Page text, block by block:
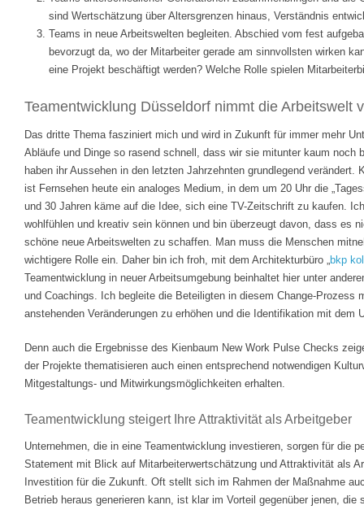
sind Wertschätzung über Altersgrenzen hinaus, Verständnis
Teams in neue Arbeitswelten begleiten. Abschied vom fest
bevorzugt da, wo der Mitarbeiter gerade am sinnvollsten wirken
eine Projekt beschäftigt werden? Welche Rolle spielen
Teamentwicklung Düsseldorf nimmt die Arbeitswelt
Das dritte Thema fasziniert mich und wird in Zukunft für immer mehr
Abläufe und Dinge so rasend schnell, dass wir sie mitunter kaum
haben ihr Aussehen in den letzten Jahrzehnten grundlegend
ist Fernsehen heute ein analoges Medium, in dem um 20 Uhr die
und 30 Jahren käme auf die Idee, sich eine TV-Zeitschrift zu kaufen.
wohlfühlen und kreativ sein können und bin überzeugt davon, dass es
schöne neue Arbeitswelten zu schaffen. Man muss die Menschen
wichtigere Rolle ein. Daher bin ich froh, mit dem Architekturbüro „bkp
Teamentwicklung in neuer Arbeitsumgebung beinhaltet hier unter
und Coachings. Ich begleite die Beteiligten in diesem Change-
anstehenden Veränderungen zu erhöhen und die Identifikation mit dem
Denn auch die Ergebnisse des Kienbaum New Work Pulse Checks
der Projekte thematisieren auch einen entsprechend notwendigen
Mitgestaltungs- und Mitwirkungsmöglichkeiten erhalten.
Teamentwicklung steigert Ihre Attraktivität als Arbeitgeber
Unternehmen, die in eine Teamentwicklung investieren, sorgen für die
Statement mit Blick auf Mitarbeiterwertschätzung und Attraktivität als
Investition für die Zukunft. Oft stellt sich im Rahmen der Maßnahme
Betrieb heraus generieren kann, ist klar im Vorteil gegenüber jenen,